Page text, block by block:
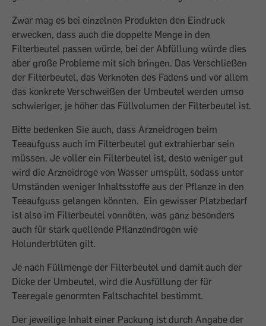
Zwar mag es bei einzelnen Produkten den Eindruck
erwecken, dass auch die doppelte Menge in den
Filterbeutel passen würde, bei der Abfüllung würde dies
aber große Probleme mit sich bringen. Das Verschließen
der Filterbeutel, das Verknoten des Fadens und vor allem
das konkrete Verschweißen der Umbeutel werden umso
schwieriger, je höher das Füllvolumen der Filterbeutel ist.
Bitte bedenken Sie auch, dass Arzneidrogen beim
Teeaufguss auch im Filterbeutel gut extrahierbar sein
müssen. Je voller ein Filterbeutel ist, desto weniger gut
wird die Arzneidroge von Wasser umspült, sodass unter
Umständen weniger Inhaltsstoffe aus der Pflanze in den
Teeaufguss gelangen könnten. Ein gewisser Platzbedarf
ist also im Filterbeutel vonnöten, was ganz besonders
auch für stark quellende Pflanzendrogen wie
Holunderblüten gilt.
Je nach Füllmenge der Filterbeutel und damit auch der
Dicke der Umbeutel, wird die Ausfüllung der für
Teeregale genormten Faltschachtel bestimmt.
Der jeweilige Inhalt einer Packung ist durch Angabe der